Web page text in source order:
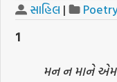
સાહિલ |
1
મન ન માને